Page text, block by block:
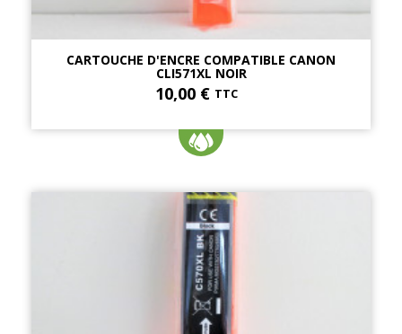
CARTOUCHE D'ENCRE COMPATIBLE CANON
CLI571XL NOIR
10,00 € TTC